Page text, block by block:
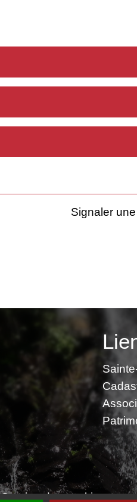
Signaler
Gestion des cookies